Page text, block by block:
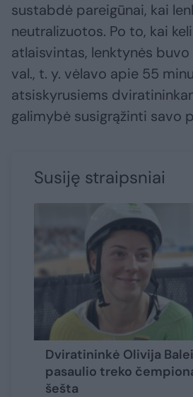
sustabdė pareigūnai, kai
neutralizuotos. Po to, kai
atlaisvintas, lenktynės buvo
val., t. y. vėlavo apie 55
atsiskyrusiems
galimybė susigrąžinti savo
Susiję straipsniai
Dviratininkė Olivija
pasaulio treko
šešta